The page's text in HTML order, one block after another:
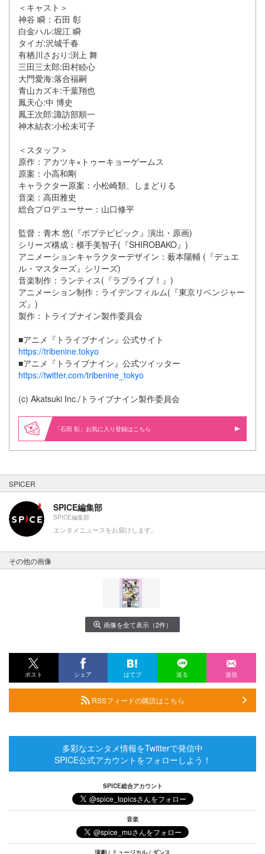
＜キャスト＞
神谷 瞬：石田 彰
白金ハル:堀江 瞬
タイガ:沢城千春
有栖川さおり:渕上 舞
三田三太郎:田村睦心
大門愛海:落合福嗣
青山カズキ:千葉翔也
鳳天心:中 博史
鳳王次郎:諏訪部順一
神木結衣:小松未可子
＜スタッフ＞
原作：アカツキ×トゥーキョーゲームス
原案：小高和剛
キャラクター原案：小松崎類、しまどりる
音楽：高田雅史
総合プロデューサー：山口修平
監督：青木 悠(『ポプテピピック』演出・原画)
シリーズ構成：横手美智子(『SHIROBAKO』)
アニメーションキャラクターデザイン：薮本陽輔 (『デュエ
ル・マスターズ』シリーズ)
音楽制作：ランティス(『ラブライブ！』)
アニメーション制作：ライデンフィルム(『東京リベンジャー
ズ』)
製作：トライブナイン製作委員会
■アニメ『トライブナイン』公式サイト
https://tribenine.tokyo
■アニメ『トライブナイン』公式ツイッター
https://twitter.com/tribenine_tokyo
(c) Akatsuki Inc./トライブナイン製作委員会
「石田 彰」お気に入り登録はこちら
SPICER
SPICE編集部
SPICE編集部
エンタメニュースをお届けします。
その他の画像
画像を全て表示（2件）
ポスト シェア はてブ 送る 送信
RSSフィードの購読はこちら
多彩なエンタメ情報をTwitterで発信中
SPICE公式アカウントをフォローしよう！
SPICE総合アカウント
音楽
演劇 / ミュージカル / ダンス